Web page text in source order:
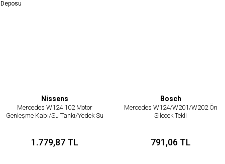
Nissens
Mercedes W124 102 Motor
Genleşme Kabı/Su Tankı/Yedek Su
1.779,87 TL
Bosch
Mercedes W124/W201/W202 Ön
Silecek Tekli
791,06 TL